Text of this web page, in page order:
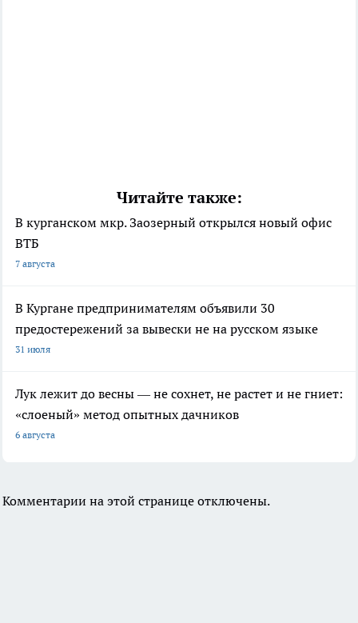
Читайте также:
В курганском мкр. Заозерный открылся новый офис
ВТБ
7 августа
В Кургане предпринимателям объявили 30
предостережений за вывески не на русском языке
31 июля
Лук лежит до весны — не сохнет, не растет и не гниет:
«слоеный» метод опытных дачников
6 августа
Комментарии на этой странице отключены.